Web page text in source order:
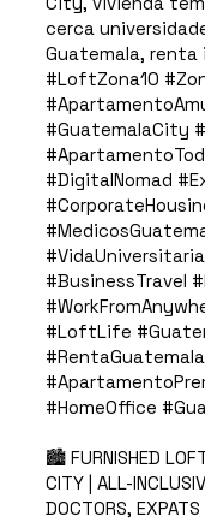
cerca
Guatemala, renta
#LoftZona10
#GuatemalaCity
#DigitalNomad
#BusinessTravel
#LoftLife
#HomeOffice
🏙️ FURNISHED
CITY | ALL-
DOCTORS,